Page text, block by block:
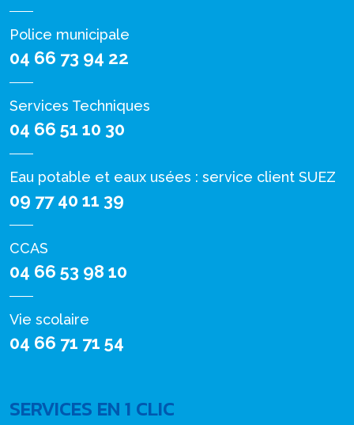
Police municipale
04 66 73 94 22
Services Techniques
04 66 51 10 30
Eau potable et eaux usées : service client SUEZ
09 77 40 11 39
CCAS
04 66 53 98 10
Vie scolaire
04 66 71 71 54
SERVICES EN 1 CLIC